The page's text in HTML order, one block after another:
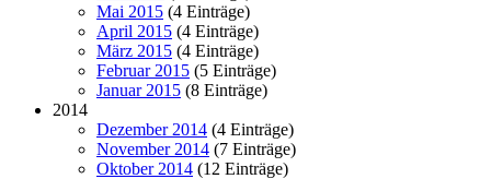
Mai 2015 (4 Einträge)
April 2015 (4 Einträge)
März 2015 (4 Einträge)
Februar 2015 (5 Einträge)
Januar 2015 (8 Einträge)
2014
Dezember 2014 (4 Einträge)
November 2014 (7 Einträge)
Oktober 2014 (12 Einträge)